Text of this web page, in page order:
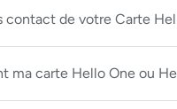
de votre Carte
ma carte Hello One ou